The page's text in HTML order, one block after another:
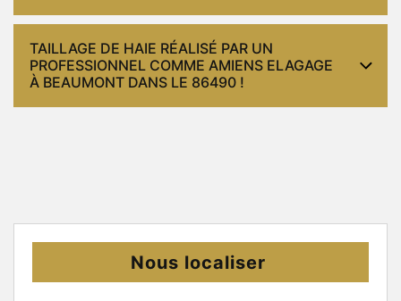
TAILLAGE DE HAIE RÉALISÉ PAR UN
PROFESSIONNEL COMME AMIENS ELAGAGE
À BEAUMONT DANS LE 86490 !
Nous localiser